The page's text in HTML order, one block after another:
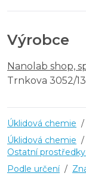
Výrobce
Nanolab shop,
Trnkova 3052/
Úklidová chemie /
Úklidová chemie /
Ostatní
Podle určení /